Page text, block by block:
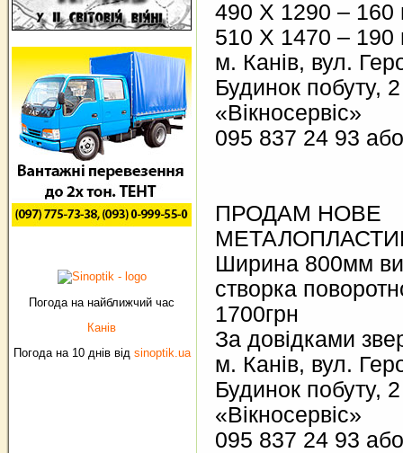
Погода на найближчий час
Канів
Погода на 10 днів від sinoptik.ua
490 Х 1290 – 160
510 Х 1470 – 190
м. Канів, вул.
Будинок побуту,
«Вікносервіс»
095 837 24 93
ПРОДАМ НОВЕ
Ширина 800мм
створка
1700грн
За довідками
м. Канів, вул.
Будинок побуту,
«Вікносервіс»
095 837 24 93